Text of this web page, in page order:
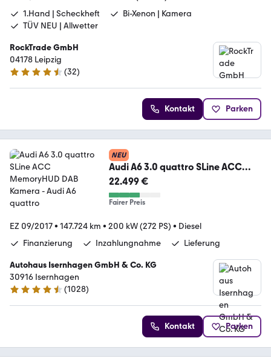
1.Hand | Scheckheft
Bi-Xenon | Kamera
TÜV NEU | Allwetter
RockTrade GmbH
04178 Leipzig
4.7 Sterne
(32)
Kontakt Parken
NEU
Audi A6 3.0 quattro SLine ACC
MemoryHUD DAB Kamera
22.499 €
Fairer Preis
EZ 09/2017• 147.724 km • 200 kW (272 PS) • Diesel
Finanzierung
Inzahlungnahme Lieferung
Autohaus Isernhagen GmbH & Co. KG
30916 Isernhagen
4.5 Sterne
(1028)
Kontakt Parken